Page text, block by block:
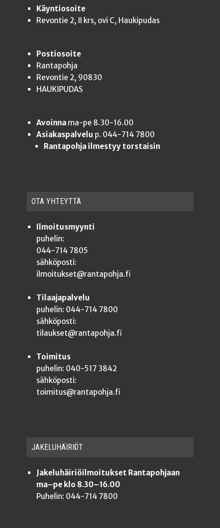
Käyntiosoite
Revontie 2, II krs, ovi C, Haukipudas
Postiosoite
Rantapohja
Revontie 2, 90830
HAUKIPUDAS
Avoinnama-pe 8.30-16.00
Asiakaspalvelu p. 044-714 7800
Rantapohja ilmestyy torstaisin
OTA YHTEYT­TÄ
Ilmoitusmyynti
puhelin:
044-714 7805
sähköposti:
ilmoitukset@rantapohja.fi
Tilaajapalvelu
puhelin: 044-714 7800
sähköposti:
tilaukset@rantapohja.fi
Toimitus
puhelin: 040-517 3842
sähköposti:
toimitus@rantapohja.fi
JAKE­LU­HÄI­RIÖT
Jakeluhäiriöilmoitukset Rantapohjaan
ma–pe klo 8.30–16.00
Puhelin: 044-714 7800